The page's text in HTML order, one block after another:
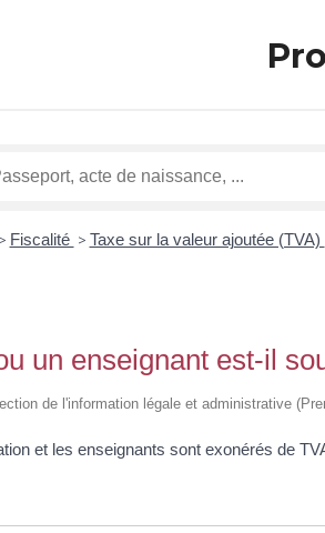
> Fiscalité > Taxe sur la valeur ajoutée (TVA)
un enseignant est-il
de l'information légale et administrative
et les enseignants sont exonérés de